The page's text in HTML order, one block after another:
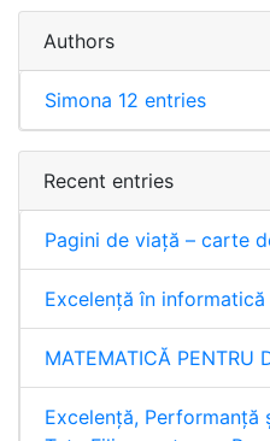
Authors
Simona 12 entries
Recent entries
Pagini de viață – carte
Excelență în
MATEMATICĂ PENTRU
Excelență, Performanță